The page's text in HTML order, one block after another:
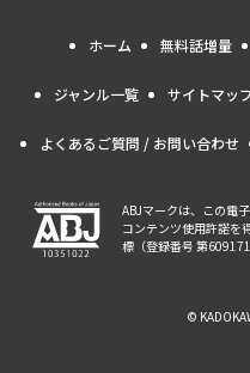
ホーム 無料話増量
ジャンル一覧 サイトマッ
よくあるご質問 / お問い合わせ
ABJマークは、この電
コンテンツ使用許諾を
標（登録番号 第
©